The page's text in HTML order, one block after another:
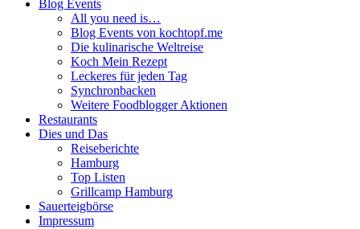
Blog Events
All you need is…
Blog Events von kochtopf.me
Die kulinarische Weltreise
Koch Mein Rezept
Leckeres für jeden Tag
Synchronbacken
Weitere Foodblogger Aktionen
Restaurants
Dies und Das
Reiseberichte
Hamburg
Top Listen
Grillcamp Hamburg
Sauerteigbörse
Impressum